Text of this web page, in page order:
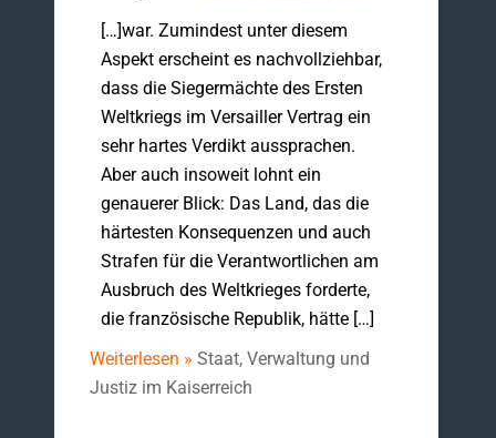
[…]war. Zumindest unter diesem
Aspekt erscheint es nachvollziehbar,
dass die Siegermächte des Ersten
Weltkriegs im Versailler Vertrag ein
sehr hartes Verdikt aussprachen.
Aber auch insoweit lohnt ein
genauerer Blick: Das Land, das die
härtesten Konsequenzen und auch
Strafen für die Verantwortlichen am
Ausbruch des Weltkrieges forderte,
die französische Republik, hätte […]
Weiterlesen » Staat, Verwaltung und
Justiz im Kaiserreich